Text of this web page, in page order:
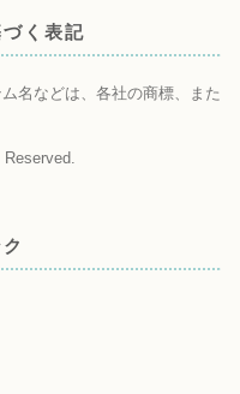
く表記
名などは、各社の商標、また